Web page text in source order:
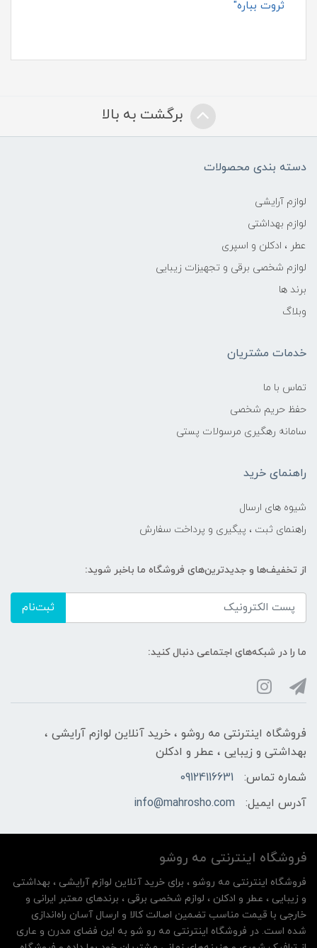
ثروت بباره"
برگشت به بالا
دسته بندی محصولات
لوازم آرایشی
لوازم بهداشتی
عطر ، ادکلن و اسپری
لوازم شخصی برقی و تجهیزات زیبایی
برند ها
وبلاگ
خدمات مشتریان
تماس با ما
حفظ حریم شخصی
سامانه رهگیری مرسولات پستی
راهنمای خرید
شیوه های ارسال
راهنمای ثبت ، پیگیری و پرداخت سفارش
از تخفیف‌ها و جدیدترین‌های فروشگاه ما باخبر شوید:
ثبت‌نام
ما را در شبکه‌های اجتماعی دنبال کنید:
فروشگاه اینترنتی مه‌ رو‌شو ، خرید آنلاین لوازم آرایشی ،
بهداشتی و زیبایی ، عطر و ادکلن
شماره تماس:
09124116631
آدرس ایمیل:
info@mahrosho.com
فروشگاه اینترنتی مه‌ رو‌شو
فروشگاه اینترنتی مه‌ رو‌شو ، برای خرید آنلاین لوازم آرایشی ، بهداشتی
و زیبایی ، عطر و ادکلن ، لوازم شخصی برقی ، برندهای معتبر ایرانی و
خارجی با قیمت مناسب تضمین اصالت کالا و ارسال آسان راه‌اندازی
شده است. در فروشگاه اینترنتی مه رو شو به این فضای مدرن و عاری